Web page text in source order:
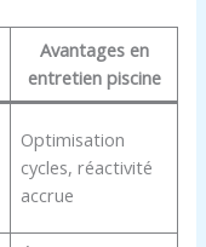
Avantages en
entretien piscine
Optimisation
cycles, réactivité
accrue